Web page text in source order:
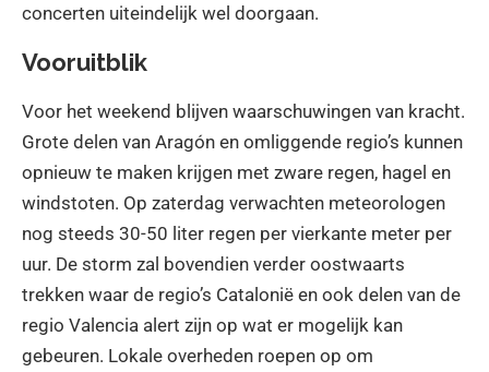
concerten uiteindelijk wel doorgaan.
Vooruitblik
Voor het weekend blijven waarschuwingen van kracht.
Grote delen van Aragón en omliggende regio’s kunnen
opnieuw te maken krijgen met zware regen, hagel en
windstoten. Op zaterdag verwachten meteorologen
nog steeds 30-50 liter regen per vierkante meter per
uur. De storm zal bovendien verder oostwaarts
trekken waar de regio’s Catalonië en ook delen van de
regio Valencia alert zijn op wat er mogelijk kan
gebeuren. Lokale overheden roepen op om